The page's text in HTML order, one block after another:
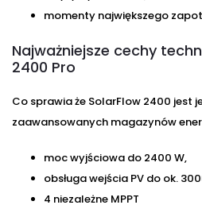
momenty największego
Najważniejsze cechy
2400 Pro
Co sprawia że SolarFlow 2400 jest
zaawansowanych magazynów
moc wyjściowa do 2400 W,
obsługa wejścia PV do ok.
4 niezależne MPPT